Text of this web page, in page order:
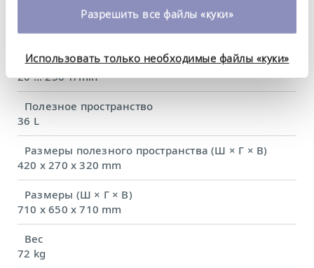
время. Более подробную информацию об этом вы
Разрешить все файлы «куки»
Использовать только необходимые файлы «куки»
Амплитуда встряхивания
25 mm
Частота встряхивания
20 ... 250 1/min
Полезное пространство
36 L
Размеры полезного пространства (Ш × Г × В)
420 x 270 x 320 mm
Размеры (Ш × Г × В)
710 x 650 x 710 mm
Вес
72 kg